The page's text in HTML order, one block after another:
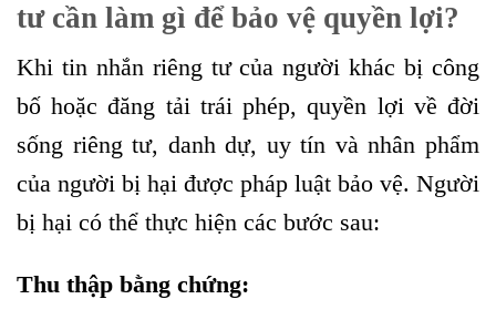
tư cần làm gì để bảo vệ quyền lợi?
Khi tin nhắn riêng tư của người khác bị công
bố hoặc đăng tải trái phép, quyền lợi về đời
sống riêng tư, danh dự, uy tín và nhân phẩm
của người bị hại được pháp luật bảo vệ. Người
bị hại có thể thực hiện các bước sau:
Thu thập bằng chứng: